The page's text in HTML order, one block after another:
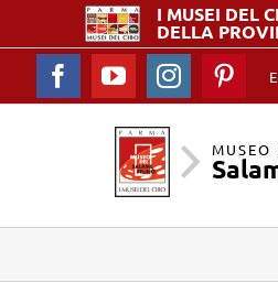
I MUSEI DEL
DELLA
FacebookYouTubeInstagram
MUSEO